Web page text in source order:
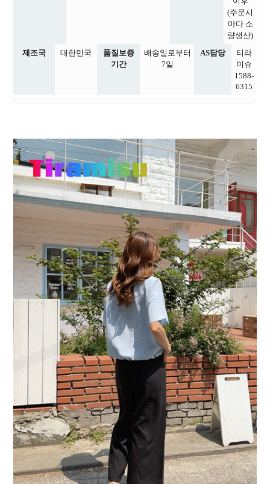
(주문시
마다 소
량생산)
제조국
대한민국
품질보증
기간
배송일로부터
7일
AS담당
티라
미슈
1588-
6315